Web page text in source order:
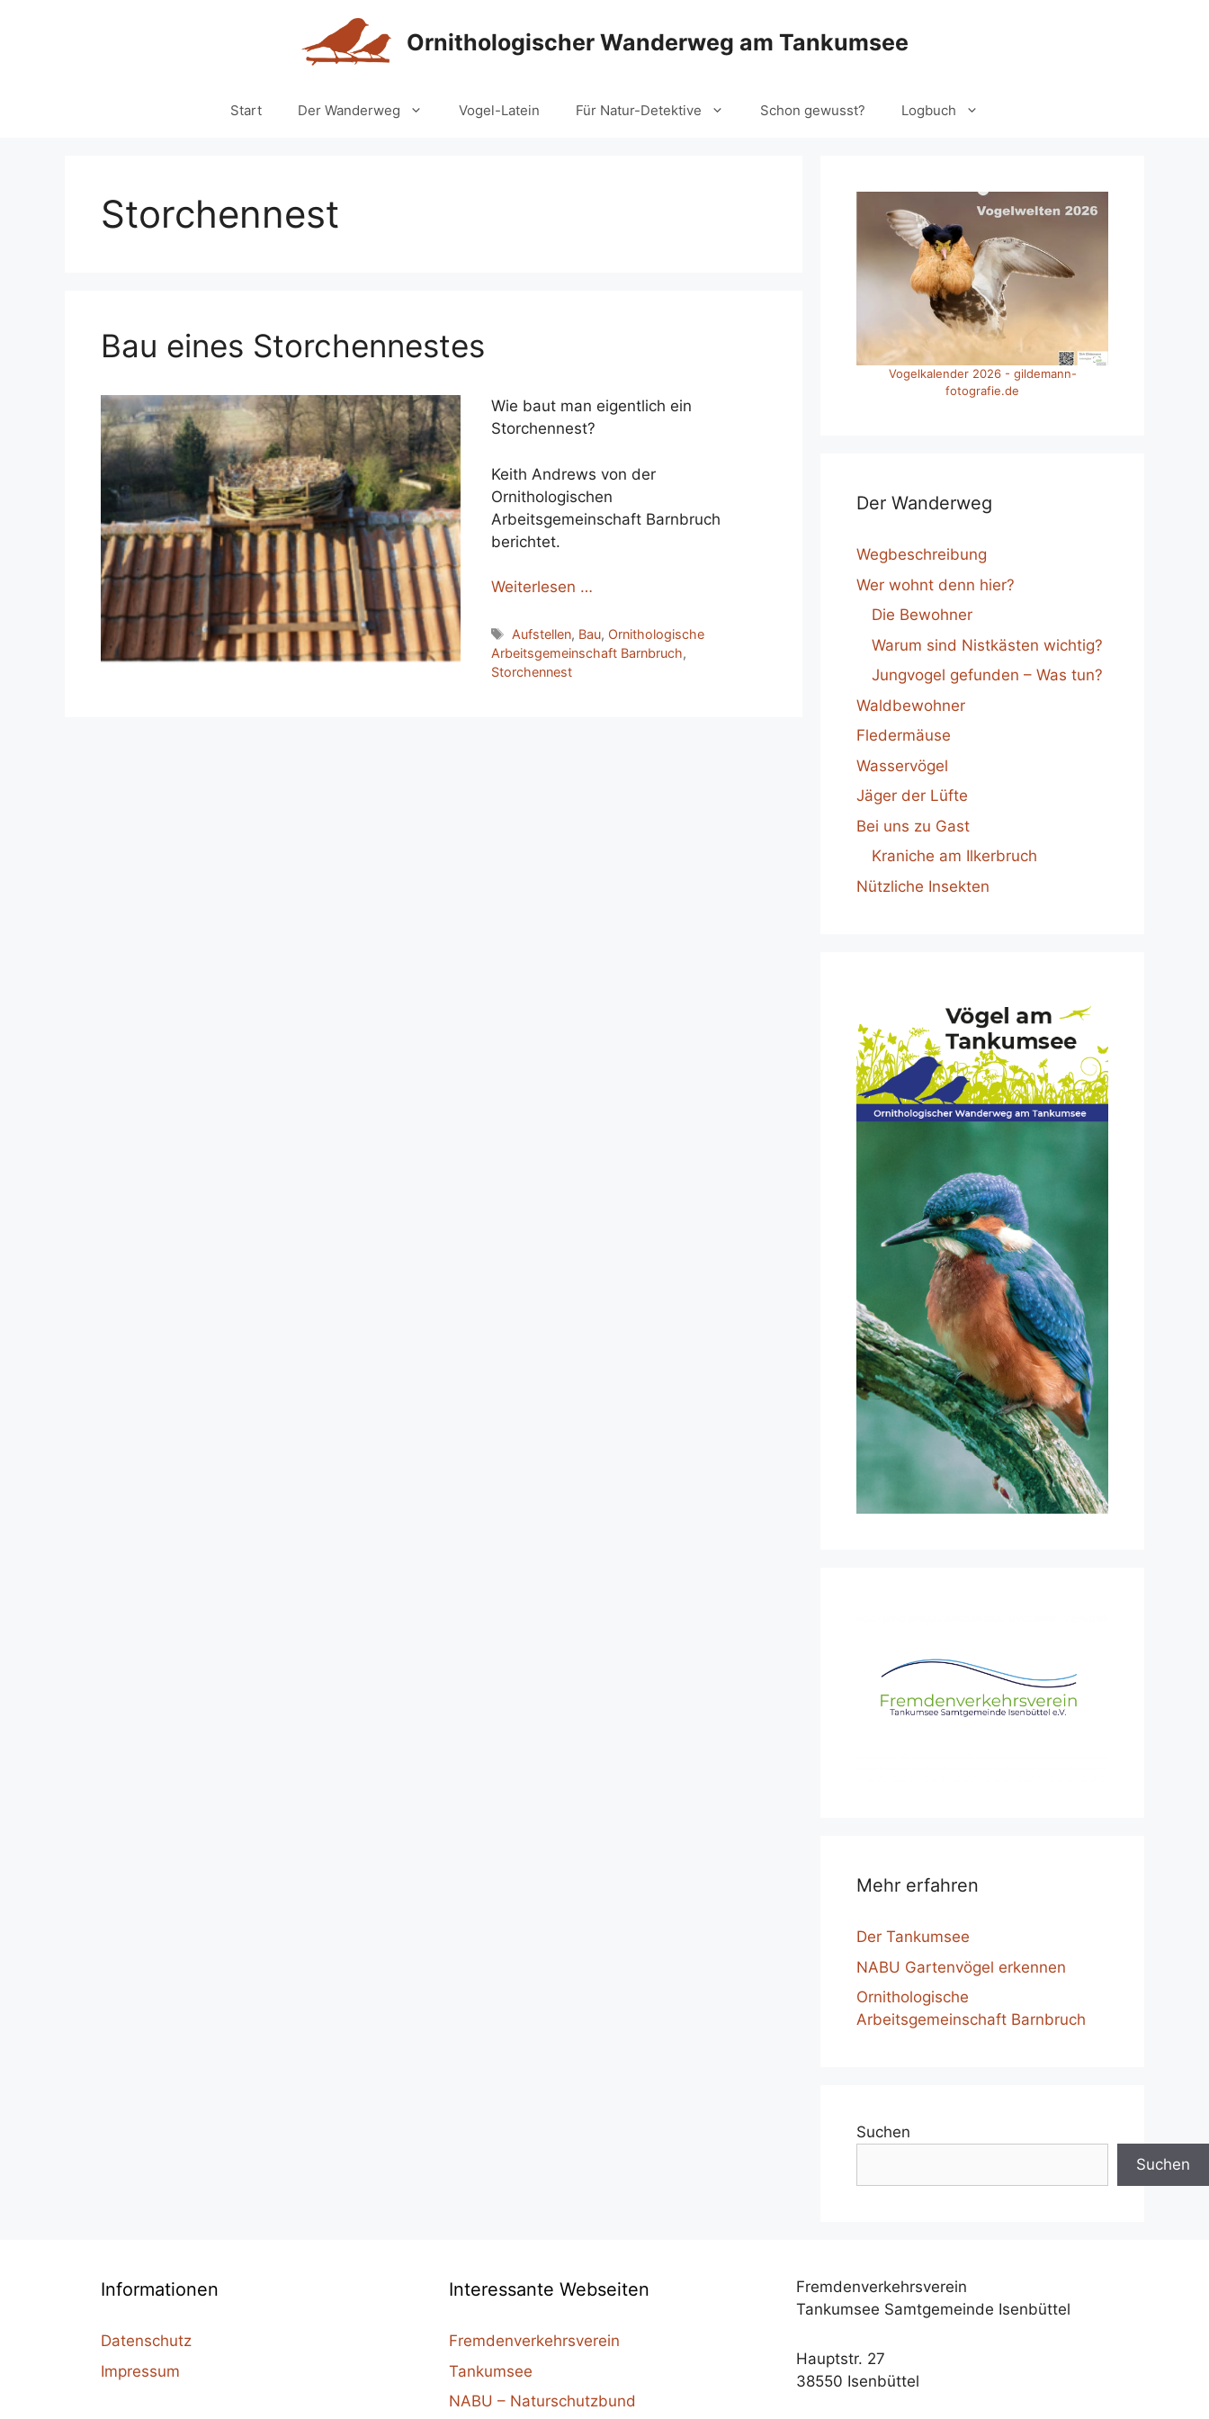
Ornithologischer Wanderweg am Tankumsee
Start Der Wanderweg Vogel-Latein Für Natur-Detektive Schon gewusst? Logbuch
Storchennest
Bau eines Storchennestes
Wie baut man eigentlich ein
Storchennest?
Keith Andrews von der
Ornithologischen
Arbeitsgemeinschaft Barnbruch
berichtet.
Weiterlesen …
Schlagwörter
Aufstellen, Bau, Ornithologische
Arbeitsgemeinschaft Barnbruch,
Storchennest
Vogelkalender 2026 - gildemann-
fotografie.de
Der Wanderweg
Wegbeschreibung
Wer wohnt denn hier?
Die Bewohner
Warum sind Nistkästen wichtig?
Jungvogel gefunden – Was tun?
Waldbewohner
Fledermäuse
Wasservögel
Jäger der Lüfte
Bei uns zu Gast
Kraniche am Ilkerbruch
Nützliche Insekten
Mehr erfahren
Der Tankumsee
NABU Gartenvögel erkennen
Ornithologische
Arbeitsgemeinschaft Barnbruch
Suchen
Suchen
Informationen
Datenschutz
Impressum
Interessante Webseiten
Fremdenverkehrsverein
Tankumsee
NABU – Naturschutzbund
Fremdenverkehrsverein
Tankumsee Samtgemeinde Isenbüttel
Hauptstr. 27
38550 Isenbüttel